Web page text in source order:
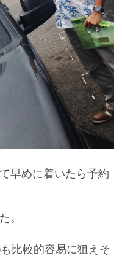
早めに着いたら予約
。
比較的容易に狙えそ